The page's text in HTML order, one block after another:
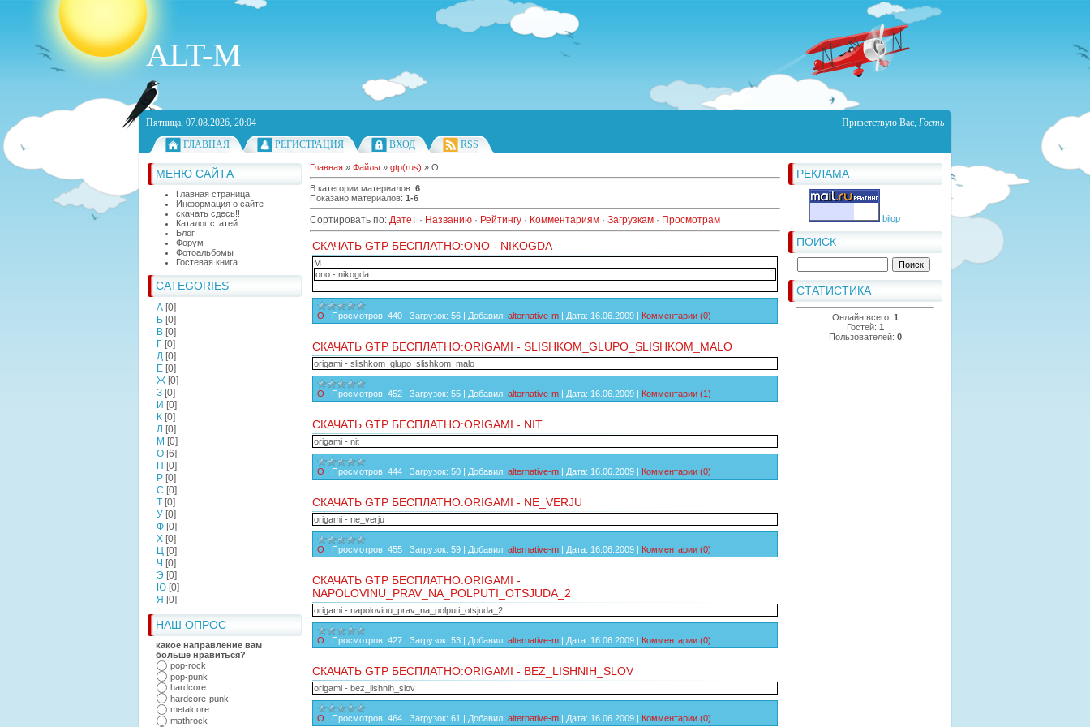
ALT-M
Пятница, 07.08.2026, 20:04 Приветствую Вас, Гость
ГЛАВНАЯ
РЕГИСТРАЦИЯ ВХОД RSS
МЕНЮ САЙТА
Главная страница
Информация о сайте
скачать сдесь!!
Каталог статей
Блог
Форум
Фотоальбомы
Гостевая книга
CATEGORIES
А [0]
Б [0]
В [0]
Г [0]
Д [0]
Е [0]
Ж [0]
З [0]
И [0]
К [0]
Л [0]
М [0]
О [6]
П [0]
Р [0]
С [0]
Т [0]
У [0]
Ф [0]
Х [0]
Ц [0]
Ч [0]
Э [0]
Ю [0]
Я [0]
НАШ ОПРОС
какое направление вам
больше нравиться?
pop-rock
pop-punk
hardcore
hardcore-punk
metalcore
mathrock
РЕКЛАМА
bilop
ПОИСК
СТАТИСТИКА
Онлайн всего: 1
Гостей: 1
Пользователей: 0
Главная » Файлы » gtp(rus) » О
В категории материалов: 6
Показано материалов: 1-6
Сортировать по: Дате · Названию · Рейтингу · Комментариям · Загрузкам · Просмотрам
СКАЧАТЬ GTP БЕСПЛАТНО:ONO - NIKOGDA
М
ono - nikogda
О | Просмотров: 440 | Загрузок: 56 | Добавил: alternative-m | Дата: 16.06.2009 | Комментарии (0)
СКАЧАТЬ GTP БЕСПЛАТНО:ORIGAMI - SLISHKOM_GLUPO_SLISHKOM_MALO
origami - slishkom_glupo_slishkom_malo
О | Просмотров: 452 | Загрузок: 55 | Добавил: alternative-m | Дата: 16.06.2009 | Комментарии (1)
СКАЧАТЬ GTP БЕСПЛАТНО:ORIGAMI - NIT
origami - nit
О | Просмотров: 444 | Загрузок: 50 | Добавил: alternative-m | Дата: 16.06.2009 | Комментарии (0)
СКАЧАТЬ GTP БЕСПЛАТНО:ORIGAMI - NE_VERJU
origami - ne_verju
О | Просмотров: 455 | Загрузок: 59 | Добавил: alternative-m | Дата: 16.06.2009 | Комментарии (0)
СКАЧАТЬ GTP БЕСПЛАТНО:ORIGAMI -
NAPOLOVINU_PRAV_NA_POLPUTI_OTSJUDA_2
origami - napolovinu_prav_na_polputi_otsjuda_2
О | Просмотров: 427 | Загрузок: 53 | Добавил: alternative-m | Дата: 16.06.2009 | Комментарии (0)
СКАЧАТЬ GTP БЕСПЛАТНО:ORIGAMI - BEZ_LISHNIH_SLOV
origami - bez_lishnih_slov
О | Просмотров: 464 | Загрузок: 61 | Добавил: alternative-m | Дата: 16.06.2009 | Комментарии (0)